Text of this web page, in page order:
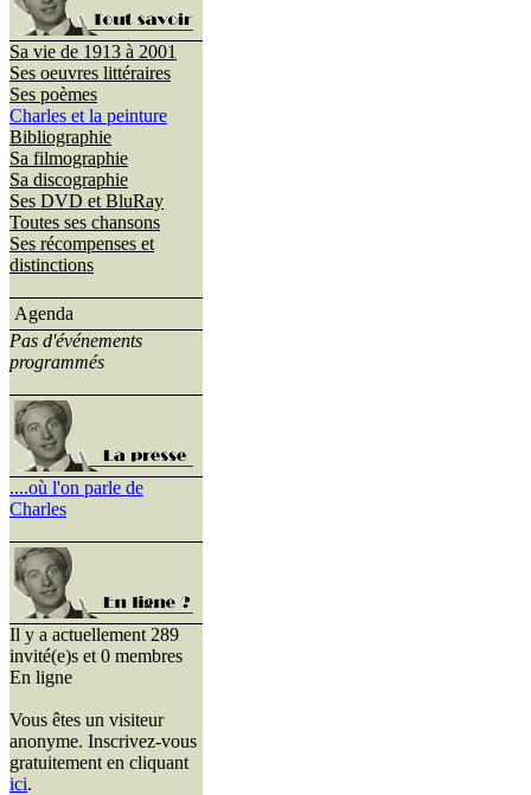
Sa vie de 1913 à 2001
Ses oeuvres littéraires
Ses poèmes
Charles et la peinture
Bibliographie
Sa filmographie
Sa discographie
Ses DVD et BluRay
Toutes ses chansons
Ses récompenses et
distinctions
Agenda
Pas d'événements
programmés
....où l'on parle de
Charles
Il y a actuellement 289
invité(e)s et 0 membres
En ligne
Vous êtes un visiteur
anonyme. Inscrivez-vous
gratuitement en cliquant
ici.